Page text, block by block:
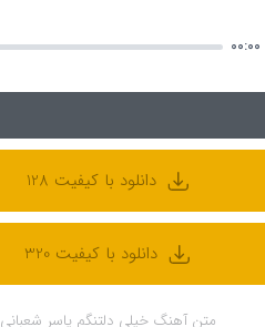
00:00
دانلود با کیفیت 128
دانلود با کیفیت 320
متن آهنگ خیلی دلتنگم یاسر شعبانی